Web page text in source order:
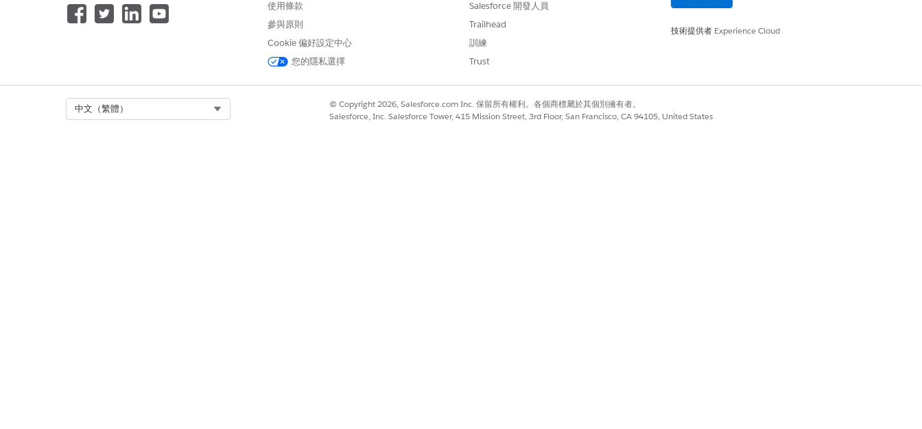
此文章是否解決您的問題？
請讓我們知道，以便我們改進！
是
使用條款
參與原則
Cookie 偏好設定中心
您的隱私選擇
Salesforce 開發人員
Trailhead
訓練
Trust
技術提供者 Experience Cloud
中文（繁體）
© Copyright 2026, Salesforce.com Inc. 保留所有權利。各個商標屬於其個別擁有者。
Salesforce, Inc. Salesforce Tower, 415 Mission Street, 3rd Floor, San Francisco, CA 94105, United States